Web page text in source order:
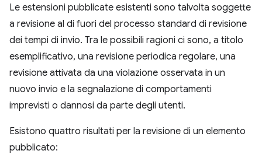
Le estensioni pubblicate esistenti sono talvolta soggette
a revisione al di fuori del processo standard di revisione
dei tempi di invio. Tra le possibili ragioni ci sono, a titolo
esemplificativo, una revisione periodica regolare, una
revisione attivata da una violazione osservata in un
nuovo invio e la segnalazione di comportamenti
imprevisti o dannosi da parte degli utenti.
Esistono quattro risultati per la revisione di un elemento
pubblicato: